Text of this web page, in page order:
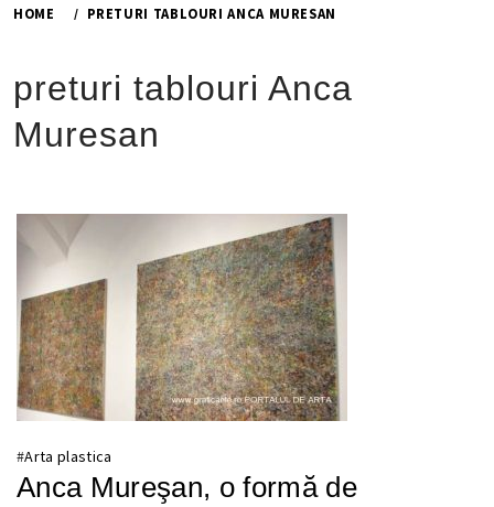
HOME PRETURI TABLOURI ANCA MURESAN
preturi tablouri Anca
Muresan
#Arta plastica
Anca Mureşan, o formă de